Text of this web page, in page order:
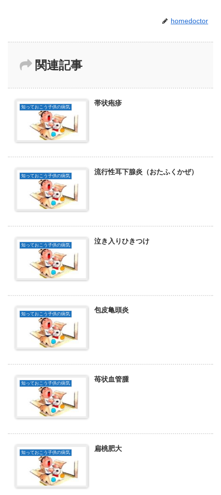
homedoctor
関連記事
知っておこう子供の病気 帯状疱疹
知っておこう子供の病気 流行性耳下腺炎（おたふくかぜ）
知っておこう子供の病気 泣き入りひきつけ
知っておこう子供の病気 包皮亀頭炎
知っておこう子供の病気 苺状血管腫
知っておこう子供の病気 扁桃肥大